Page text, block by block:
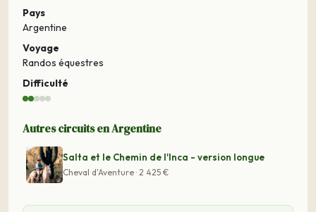
Pays
Argentine
Voyage
Randos équestres
Difficulté
Autres circuits en Argentine
Salta et le Chemin de l'Inca - version longue
Cheval d'Aventure · 2 425 €